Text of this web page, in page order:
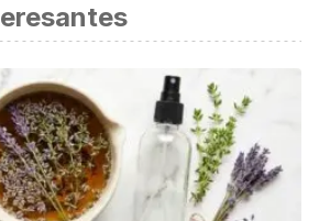
a competir en el Gran Premio de
de 2022. Agencia Télam.
notas/202209/604719-
espana-marquez-equipo-
de diciembre de 2020. ¿Qué fue lo que